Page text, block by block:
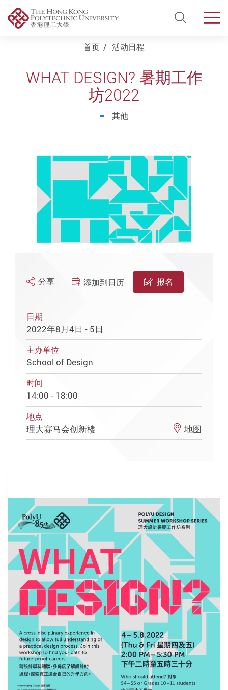
Open
首页 活动日程
WHAT DESIGN? 暑期工作
坊2022
其他
分享 添加到日历 报名
日期
2022年8月4日 - 5日
主办单位
School of Design
时间
14:00 - 18:00
地点
理大赛马会创新楼 地图